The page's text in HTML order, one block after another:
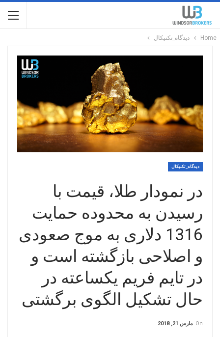
Home دیدگاه_تکنیکال
دیدگاه_تکنیکال
در نمودار طلا، قیمت با
رسیدن به محدوده حمایت
1316 دلاری به موج صعودی
و اصلاحی بازگشته است و
در تایم فریم یکساعته در
حال تشکیل الگوی برگشتی
On مارس 21, 2018